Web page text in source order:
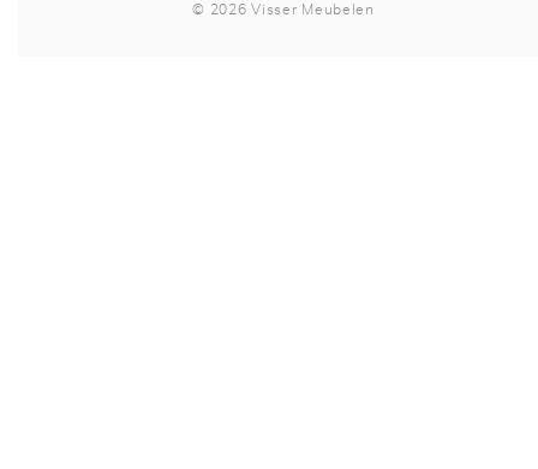
© 2026 Visser Meubelen